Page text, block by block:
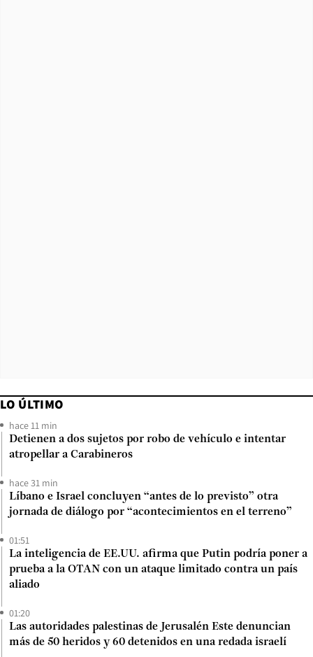
LO ÚLTIMO
hace 11 min
Detienen a dos sujetos por robo de vehículo e intentar
atropellar a Carabineros
hace 31 min
Líbano e Israel concluyen “antes de lo previsto” otra
jornada de diálogo por “acontecimientos en el terreno”
01:51
La inteligencia de EE.UU. afirma que Putin podría poner a
prueba a la OTAN con un ataque limitado contra un país
aliado
01:20
Las autoridades palestinas de Jerusalén Este denuncian
más de 50 heridos y 60 detenidos en una redada israelí